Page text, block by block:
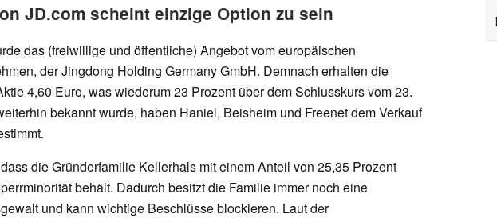
JD.com scheint einzige Option zu sein
das (freiwillige und öffentliche) Angebot vom europäischen
der Jingdong Holding Germany GmbH. Demnach erhalten die
4,60 Euro, was wiederum 23 Prozent über dem Schlusskurs vom 23.
bekannt wurde, haben Haniel, Beisheim und Freenet dem Verkauf
die Gründerfamilie Kellerhals mit einem Anteil von 25,35 Prozent
behält. Dadurch besitzt die Familie immer noch eine
und kann wichtige Beschlüsse blockieren. Laut der